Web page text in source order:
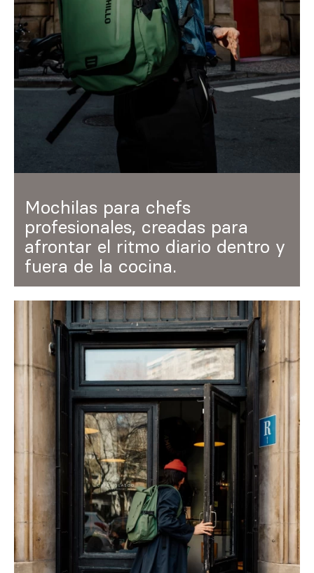
Inspírate
Buscar
EN PT
Mochilas para chefs
profesionales, creadas para
afrontar el ritmo diario dentro y
fuera de la cocina.